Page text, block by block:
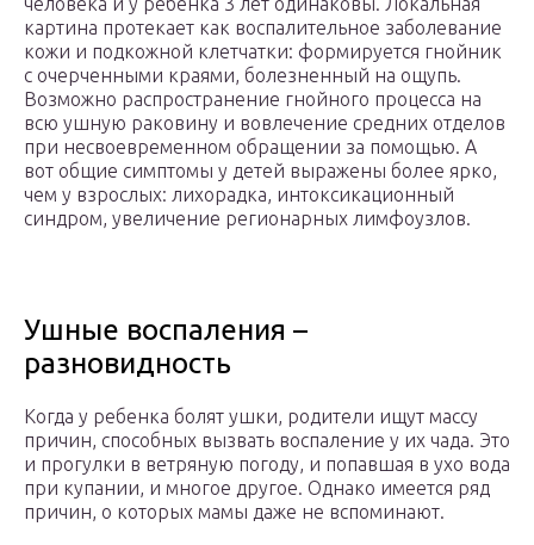
картина протекает как воспалительное заболевание
кожи и подкожной клетчатки: формируется гнойник
с очерченными краями, болезненный на ощупь.
Возможно распространение гнойного процесса на
всю ушную раковину и вовлечение средних отделов
при несвоевременном обращении за помощью. А
вот общие симптомы у детей выражены более ярко,
чем у взрослых: лихорадка, интоксикационный
синдром, увеличение регионарных лимфоузлов.
Ушные воспаления –
разновидность
Когда у ребенка болят ушки, родители ищут массу
причин, способных вызвать воспаление у их чада. Это
и прогулки в ветряную погоду, и попавшая в ухо вода
при купании, и многое другое. Однако имеется ряд
причин, о которых мамы даже не вспоминают.